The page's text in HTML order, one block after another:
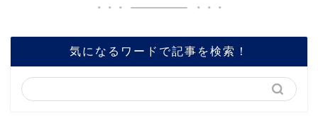
気になるワードで記事を検索！